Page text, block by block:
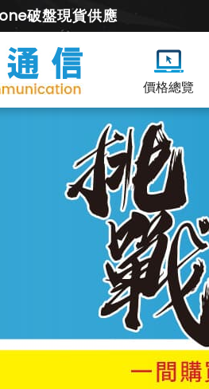
破盤現貨供應
價格總覽